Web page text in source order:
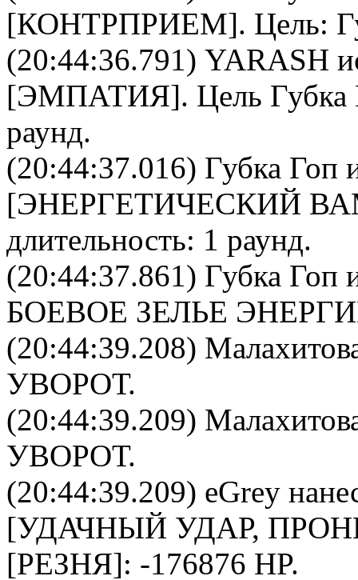
[КОНТРПРИЕМ]. Цель:
(20:44:36.791) YARASH
[ЭМПАТИЯ]. Цель Губка
раунд.
(20:44:37.016) Губка Гоп
[ЭНЕРГЕТИЧЕСКИЙ
длительность: 1 раунд.
(20:44:37.861) Губка Гоп
БОЕВОЕ ЗЕЛЬЕ
(20:44:39.208)
УВОРОТ.
(20:44:39.209)
УВОРОТ.
(20:44:39.209) eGrey
[УДАЧНЫЙ УДАР,
[РЕЗНЯ]: -176876 HP.